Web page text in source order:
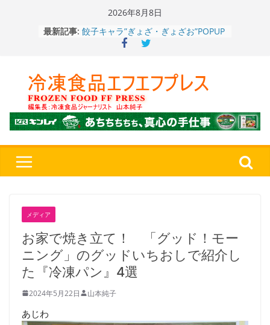
2026年8月8日
最新記事: ストアで作者にご挨拶、新作”れいと
うこ～こ～”を知る
定さわやかフレーバー「CHEESE
WONDER YELLOW」復刻発売中
今まで無かった大盛！水から簡単レン
ジ♪ふわもちめん！！「冷凍 日清の
どん兵衛 大盛 きつねうどん」
「同 肉うどん」
日清食品冷凍、背油の旨み・コク深い
メン」
メディア
お家で焼き立て！ 「グッド！モー
ニング」のグッドいちおしで紹介し
た『冷凍パン』4選
2024年5月22日 山本純子
あじわ